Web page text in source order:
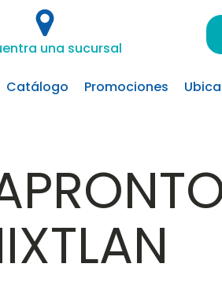
una sucursal
de
Catálogo Promociones